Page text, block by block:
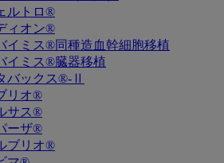
ルトロ®
ィオン®
イミス®同種造血幹細胞移植
イミス®臓器移植
バックス®-Ⅱ
リオ®
サス®
ーザ®
ブリオ®